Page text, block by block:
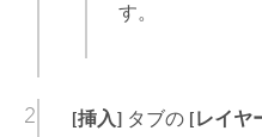
す。
[挿入]タブの [レイヤ